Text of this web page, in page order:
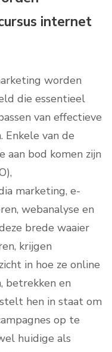
internet
worden
die essentieel
van effectieve
van de
aan bod komen zijn
marketing, e-
webanalyse en
brede waaier
krijgen
in hoe ze online
betrekken en
hen in staat om
op te
huidige als